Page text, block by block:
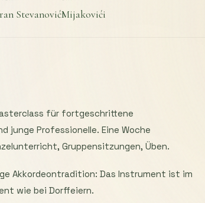
StevanovićMijakovići
für fortgeschrittene
junge Professionelle. Eine Woche
Gruppensitzungen, Üben.
Akkordeontradition: Das Instrument ist im
wie bei Dorffeiern.